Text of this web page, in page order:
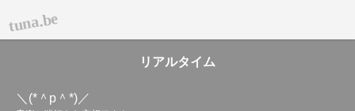
tuna.be
リアルタイム
＼(*＾p＾*)／